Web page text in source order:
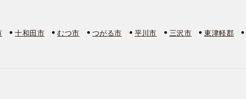
十和田市 むつ市 つがる市 平川市 三沢市 東津軽郡